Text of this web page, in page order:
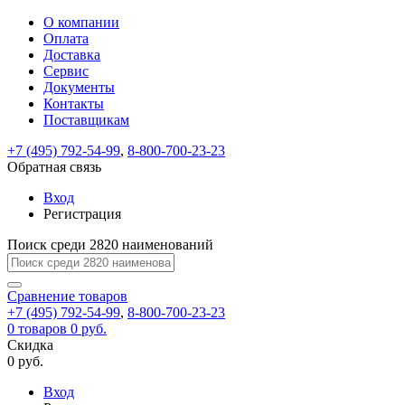
ВходРегистрация
Только
test@example.com
отправлена
по
ней
для
регистрации.
Ок
Только
Запомнить
меня
Забыли
Восстановление
пароля
Заполните
форму.
Мы
отправим
ссылку
на
указанный
электронный
адрес,
перейдя
по
которой
вы
новый
На
вашу
test@test.ru
отправлена
ссылка.
Перейдите
по
для
смены
пароля.
Введите
новый
пароль
Сменить
Пароль
успешно
Войти
Обратная
связь
Сообщение
пользовательского
соглашения
Ваше
сообщение
успешно
О компании
Оплата
Доставка
Сервис
Документы
Контакты
Поставщикам
+7 (495) 792-54-99, 8-800-700-23-23
Обратная связь
Вход
Регистрация
Поиск среди 2820 наименований
Сравнение товаров
+7 (495) 792-54-99, 8-800-700-23-23
0 товаров 0 руб.
Скидка
0 руб.
Вход